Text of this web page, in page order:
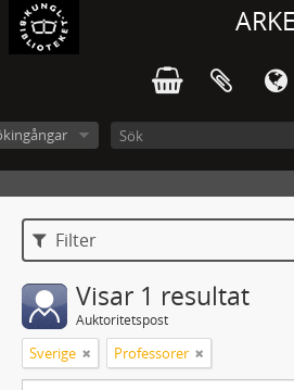
Filter
Visar 1 resultat
Auktoritetspost
Sverige Professorer